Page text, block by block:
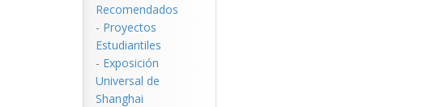
Recomendados
- Proyectos
Estudiantiles
- Exposición
Universal de
Shanghai